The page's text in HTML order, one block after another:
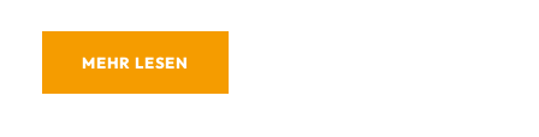
MEHR LESEN